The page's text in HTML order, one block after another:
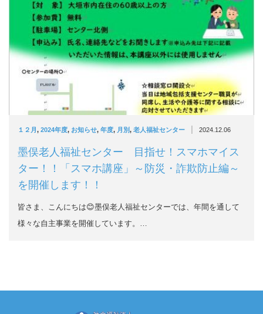
１２月 , 2024年度, お知らせ, 年度, 月別, 老人福祉センター | 2024.12.06
墨俣老人福祉センター 目指せ！スマホマイス
ター！！「スマホ講座」～防災・詐欺防止編～
を開催します！！
皆さま、こんにちは😊墨俣老人福祉センターでは、年間を通して
様々な自主事業を開催しています。…